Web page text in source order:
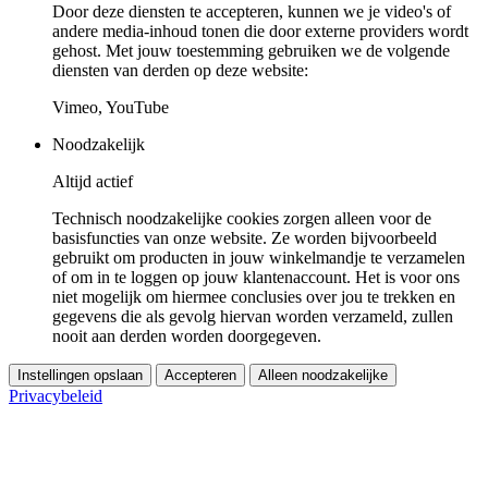
Door deze diensten te accepteren, kunnen we je video's of
andere media-inhoud tonen die door externe providers wordt
gehost. Met jouw toestemming gebruiken we de volgende
diensten van derden op deze website:
Vimeo, YouTube
Noodzakelijk
Altijd actief
Technisch noodzakelijke cookies zorgen alleen voor de
basisfuncties van onze website. Ze worden bijvoorbeeld
gebruikt om producten in jouw winkelmandje te verzamelen
of om in te loggen op jouw klantenaccount. Het is voor ons
niet mogelijk om hiermee conclusies over jou te trekken en
gegevens die als gevolg hiervan worden verzameld, zullen
nooit aan derden worden doorgegeven.
Instellingen opslaan Accepteren Alleen noodzakelijke
Privacybeleid